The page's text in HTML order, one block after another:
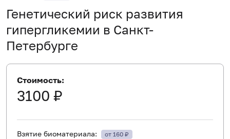
Генетический риск развития
гипергликемии в Санкт-
Петербурге
Стоимость:
3100 ₽
Взятие биоматериала: от 160 ₽